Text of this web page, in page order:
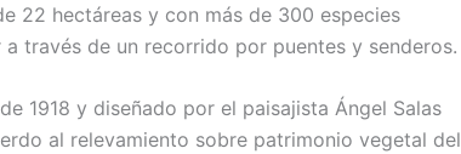
22 hectáreas y con más de 300 especies
través de un recorrido por puentes y senderos.
1918 y diseñado por el paisajista Ángel Salas
al relevamiento sobre patrimonio vegetal del